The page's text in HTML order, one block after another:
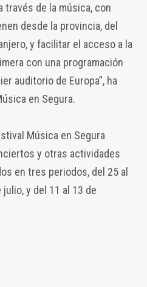
través de la música, con
desde la provincia, del
y facilitar el acceso a la
con una programación
auditorio de Europa”, ha
en Segura.
Música en Segura
y otras actividades
en tres periodos, del 25 al
julio, y del 11 al 13 de